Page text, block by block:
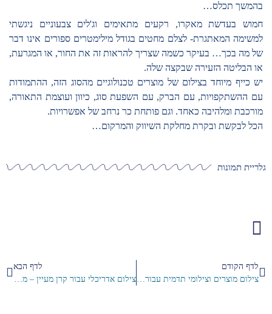
בהמשך תכלס…
חמוש בעדשת מאקרו, רקעים מתאימים וג'לים צבעוניים ניגשתי
למשימה המאתגרת- לצלם מחטים בגודל מילימטרים ספורים אינו דבר
של מה בכך… בעיקר כשמה שצריך להראות זה את החור, או המגרעת,
או הבליטה הזעירה שבקצה שלה.
יש כייף מיוחד בצילום של מוצרים טכנולוגיים מהסוג הזה, ההתמודות
עם ההשתקפויות, עם הברק, עם השפעת סוג, כיוון ועוצמת התאורה,
מורכבת ומלהיבה כאחד. וגם פותחת כר נרחב של אפשרויות.
הכל לבקשת ובקרת מחלקת השיווק והמרקום…
גלריית תמונות
לדף הקודם
צילום מוצרים וצילומי תדמית עבור נצר חיישני תנועה
לדף הבא
צילום אדריכלי עבור קרן מעיין – מעצבת פנים